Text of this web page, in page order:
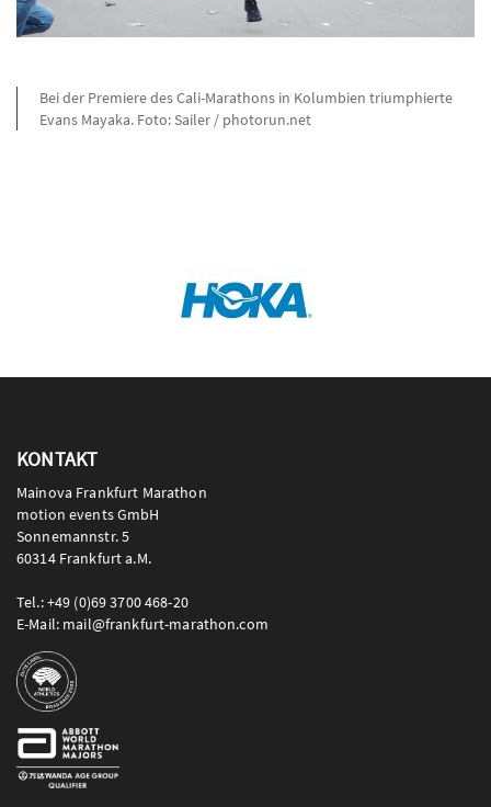
Bei der Premiere des Cali-Marathons in Kolumbien triumphierte
Evans Mayaka. Foto: Sailer / photorun.net
KONTAKT
Mainova Frankfurt Marathon
motion events GmbH
Sonnemannstr. 5
60314 Frankfurt a.M.
Tel.: +49 (0)69 3700 468-20
E-Mail: mail@frankfurt-marathon.com